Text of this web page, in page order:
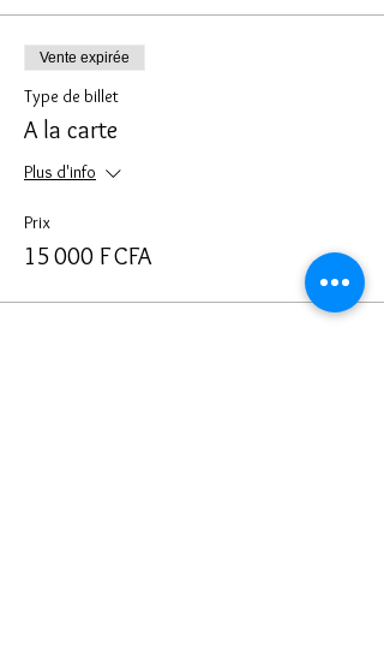
l'association, il est possible d'adhérer sur place
!
Vente expirée
Type de billet
A la carte
Plus d'info
Prix
15 000 F CFA